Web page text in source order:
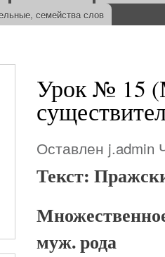
семейства слов
Урок № 15
Оставлен j.admin
Текст:
муж. рода